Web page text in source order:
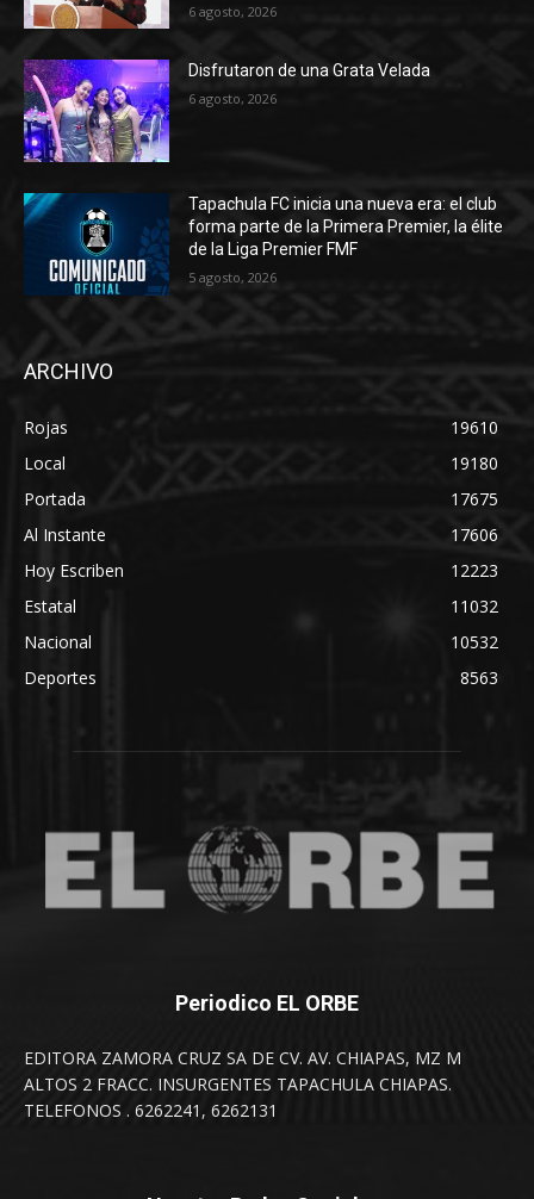
6 agosto, 2026
Disfrutaron de una Grata Velada
6 agosto, 2026
Tapachula FC inicia una nueva era: el club
forma parte de la Primera Premier, la élite
de la Liga Premier FMF
5 agosto, 2026
ARCHIVO
Rojas
19610
Local
19180
Portada
17675
Al Instante
17606
Hoy Escriben
12223
Estatal
11032
Nacional
10532
Deportes
8563
Periodico EL ORBE
EDITORA ZAMORA CRUZ SA DE CV. AV. CHIAPAS, MZ M
ALTOS 2 FRACC. INSURGENTES TAPACHULA CHIAPAS.
TELEFONOS . 6262241, 6262131